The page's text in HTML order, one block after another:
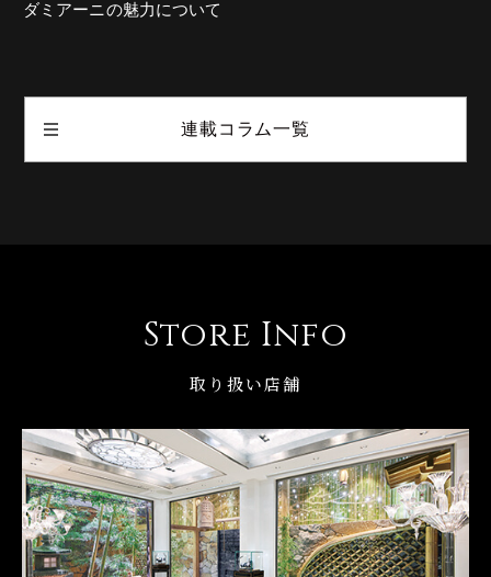
ダミアーニの魅力について
連載コラム一覧
Store Info
取り扱い店舗